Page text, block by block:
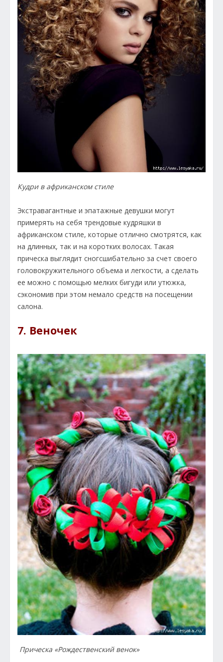
Кудри в африканском стиле
Экстравагантные и эпатажные девушки могут
примерять на себя трендовые кудряшки в
африканском стиле, которые отлично смотрятся, как
на длинных, так и на коротких волосах. Такая
прическа выглядит сногсшибательно за счет своего
головокружительного объема и легкости, а сделать
ее можно с помощью мелких бигуди или утюжка,
сэкономив при этом немало средств на посещении
салона.
7. Веночек
Прическа «Рождественский венок»